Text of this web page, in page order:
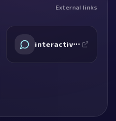
External links
interactive ai